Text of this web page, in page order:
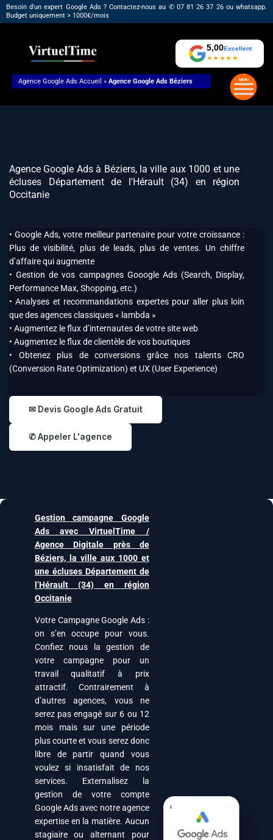
Besoin d'un expert Google Ads ? Contactez-nous au ✆ 07 81 26 37 26 ou whatsapp.
Budget uniquement > 1000€/mois
Aller
au
contenu
Agence Google Ads Accueil » Agence Google Ads Béziers
Agence Google Ads à Béziers, la ville aux 1000 et une
écluses Département de l'Hérault (34) en région
Occitanie
• Google Ads, votre meilleur partenaire pour votre croissance :
Plus de visibilité, plus de leads, plus de ventes. Un chiffre
d’affaire qui augmente
• Gestion de vos campagnes Gooogle Ads (Search, Display,
Performance Max, Shopping, etc.)
• Analyses et recommandations expertes pour aller plus loin
que des agences classiques « lambda »
• Augmentez le flux d’internautes de votre site web
• Augmentez le flux de clientèle de vos boutiques
• Obtenez plus de conversions grâce nos talents CRO
(Conversion Rate Optimization) et UX (User Experience)
✉ Devis Google Ads Gratuit
✆ Appeler L'agence
Gestion campagne Google
Ads avec VirtuelTime /
Agence Digitale près de
Béziers, la ville aux 1000 et
une écluses Département de
l’Hérault (34) en région
Occitanie
Votre Campagne Google Ads :
on s’en occupe pour vous.
Confiez nous la gestion de
votre campagne pour un
travail qualitatif à prix
attractif. Contrairement à
d’autres agences, vous ne
serez pas engagé sur 6 ou 12
mois mais sur une période
plus courte et vous serez donc
libre de partir quand vous
voulez si insatisfait de nos
services. Externalisez la
gestion de votre compte
Google Ads avec notre agence
expertise en la matière. Aucun
stagiaire ou alternant pour
5,00Excellent
★★★★★